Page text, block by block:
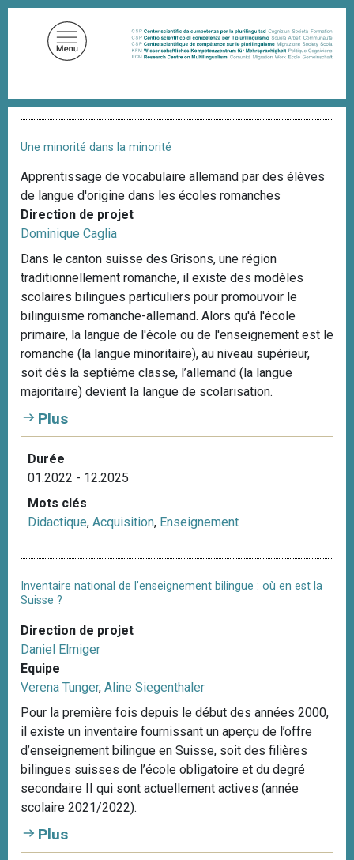
l
A
r
i
n
e
Une minorité dans la minorité
Apprentissage de vocabulaire allemand par des élèves
de langue d'origine dans les écoles romanches
Direction de projet
Dominique Caglia
Dans le canton suisse des Grisons, une région
traditionnellement romanche, il existe des modèles
scolaires bilingues particuliers pour promouvoir le
bilinguisme romanche-allemand. Alors qu'à l'école
primaire, la langue de l'école ou de l'enseignement est le
romanche (la langue minoritaire), au niveau supérieur,
soit dès la septième classe, l’allemand (la langue
majoritaire) devient la langue de scolarisation.
Plus
Durée
01.2022 - 12.2025
Mots clés
Didactique, Acquisition, Enseignement
Inventaire national de l’enseignement bilingue : où en est la
Suisse ?
Direction de projet
Daniel Elmiger
Equipe
Verena Tunger, Aline Siegenthaler
Pour la première fois depuis le début des années 2000,
il existe un inventaire fournissant un aperçu de l’offre
d’enseignement bilingue en Suisse, soit des filières
bilingues suisses de l’école obligatoire et du degré
secondaire II qui sont actuellement actives (année
scolaire 2021/2022).
Plus